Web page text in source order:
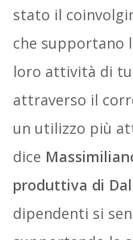
stato il
che supportano
loro attività di
attraverso il
un utilizzo più
dice
produttiva di
dipendenti si